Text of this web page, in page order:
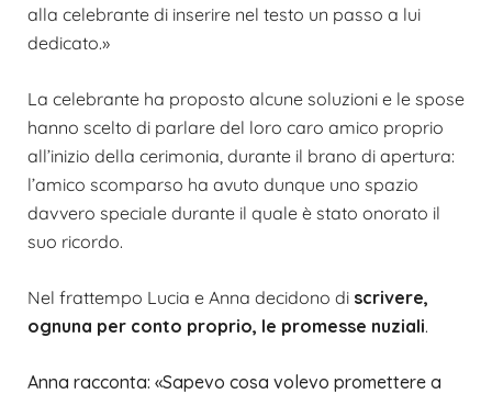
alla celebrante di inserire nel testo un passo a lui
dedicato.»
La celebrante ha proposto alcune soluzioni e le spose
hanno scelto di parlare del loro caro amico proprio
all’inizio della cerimonia, durante il brano di apertura:
l’amico scomparso ha avuto dunque uno spazio
davvero speciale durante il quale è stato onorato il
suo ricordo.
Nel frattempo Lucia e Anna decidono di scrivere,
ognuna per conto proprio, le promesse nuziali.
Anna racconta: «Sapevo cosa volevo promettere a